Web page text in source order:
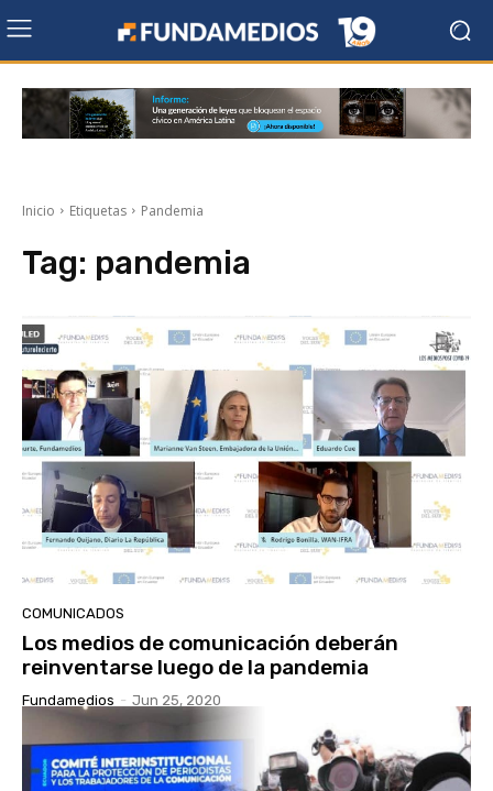
Inicio Etiquetas Pandemia
Tag: pandemia
COMUNICADOS
Los medios de comunicación deberán
reinventarse luego de la pandemia
Fundamedios - Jun 25, 2020